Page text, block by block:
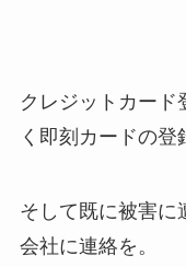
クレジットカード
く即刻カードの登
そして既に被害に
会社に連絡を。